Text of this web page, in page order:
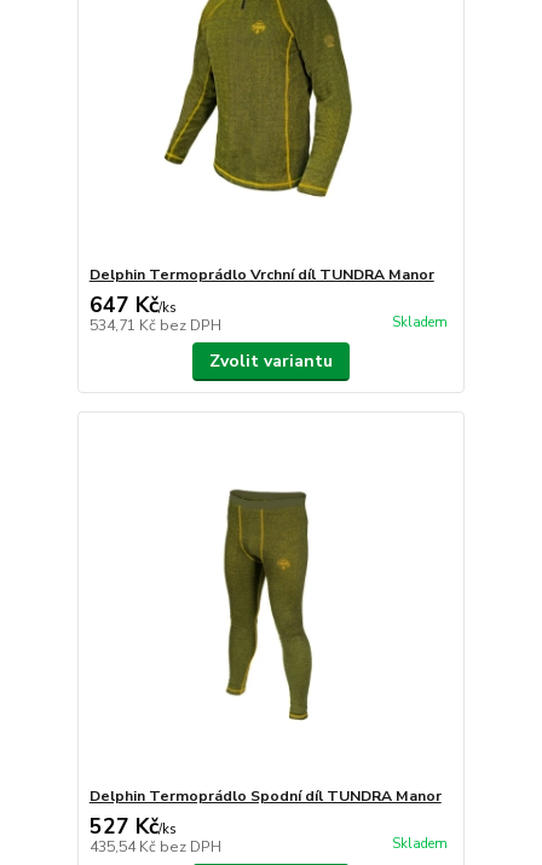
Delphin Termoprádlo Vrchní díl TUNDRA Manor
647 Kč/ks
534,71 Kč bez DPH Skladem
Zvolit variantu
Delphin Termoprádlo Spodní díl TUNDRA Manor
527 Kč/ks
435,54 Kč bez DPH Skladem